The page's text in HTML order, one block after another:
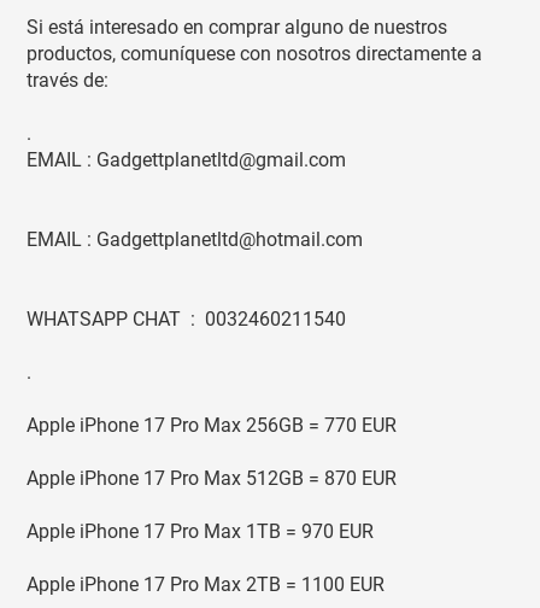
Si está interesado en comprar alguno de nuestros
productos, comuníquese con nosotros directamente a
través de:
.
EMAIL : Gadgettplanetltd@gmail.com
EMAIL : Gadgettplanetltd@hotmail.com
WHATSAPP CHAT : 0032460211540
.
Apple iPhone 17 Pro Max 256GB = 770 EUR
Apple iPhone 17 Pro Max 512GB = 870 EUR
Apple iPhone 17 Pro Max 1TB = 970 EUR
Apple iPhone 17 Pro Max 2TB = 1100 EUR